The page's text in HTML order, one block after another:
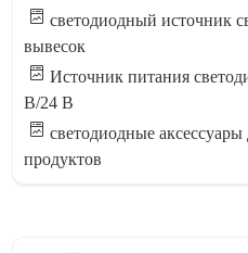
светодиодный источник
вывесок
Источник питания
В/24 В
светодиодные аксессуары
продуктов